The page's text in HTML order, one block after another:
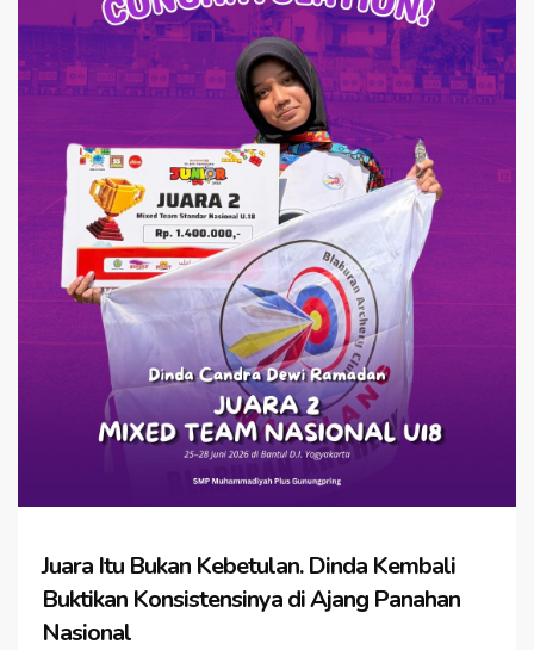
Juara Itu Bukan Kebetulan. Dinda Kembali
Buktikan Konsistensinya di Ajang Panahan
Nasional